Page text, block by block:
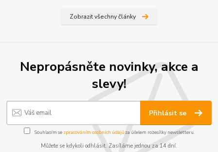
Zobrazit všechny články
Nepropásněte novinky, akce a
slevy!
Přihlásit se
Souhlasím se zpracováním osobních údajůza účelem rozesílky newsletteru.
Můžete se kdykoli odhlásit. Zasíláme jednou za 14 dní.